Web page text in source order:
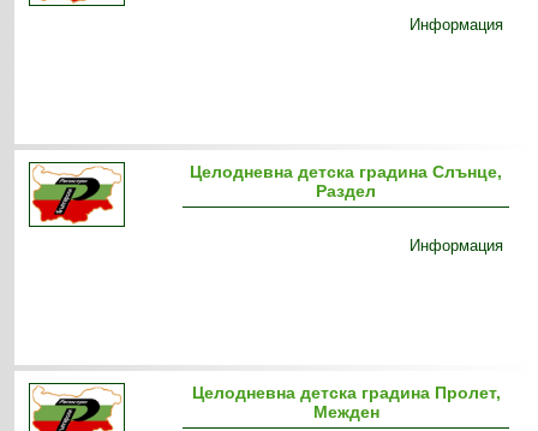
Информация
Целодневна детска градина Слънце,
Раздел
Информация
Целодневна детска градина Пролет,
Межден